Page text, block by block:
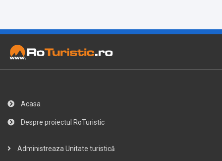
Acasa
Despre proiectul RoTuristic
Administreaza Unitate turistică